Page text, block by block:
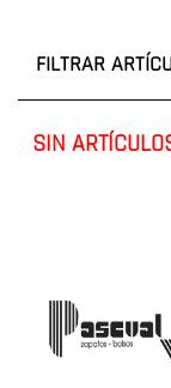
FILTRAR
SIN